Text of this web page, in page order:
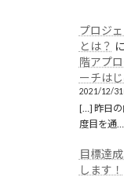
プロジ
とは？ に
階アプ
ーチは
2021/12/
[…] 昨日の
度目を通…
目標達
します！